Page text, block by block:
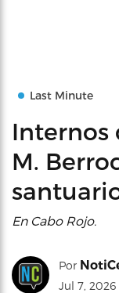
Last Minute
Internos
M.
En Cabo Rojo.
Por
Jul 7, 2026